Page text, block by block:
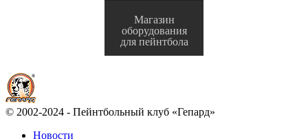
Магазин
оборудования
для пейнтбола
© 2002-2024 - Пейнтбольный клуб «Гепард»
Новости